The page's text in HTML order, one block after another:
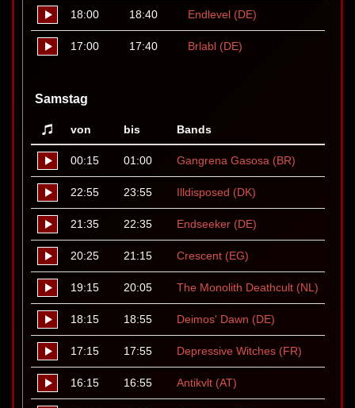
18:00 18:40 Endlevel (DE)
17:00 17:40 Brlabl (DE)
Samstag
von bis Bands
00:15 01:00 Gangrena Gasosa (BR)
22:55 23:55 Illdisposed (DK)
21:35 22:35 Endseeker (DE)
20:25 21:15 Crescent (EG)
19:15 20:05 The Monolith Deathcult (NL)
18:15 18:55 Deimos' Dawn (DE)
17:15 17:55 Depressive Witches (FR)
16:15 16:55 Antikvlt (AT)